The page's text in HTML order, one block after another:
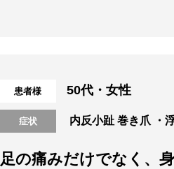
患者様 50代・女性
症状 内反小趾 巻き爪 ・
足の痛みだけでなく、